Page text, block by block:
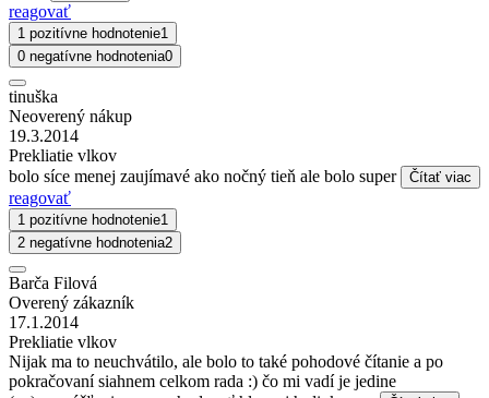
reagovať
1 pozitívne hodnotenie1
0 negatívne hodnotenia0
tinuška
Neoverený nákup
19.3.2014
Prekliatie vlkov
bolo síce menej zaujímavé ako nočný tieň ale bolo super
Čítať viac
reagovať
1 pozitívne hodnotenie1
2 negatívne hodnotenia2
Barča Filová
Overený zákazník
17.1.2014
Prekliatie vlkov
Nijak ma to neuchvátilo, ale bolo to také pohodové čítanie a po
pokračovaní siahnem celkom rada :) čo mi vadí je jedine